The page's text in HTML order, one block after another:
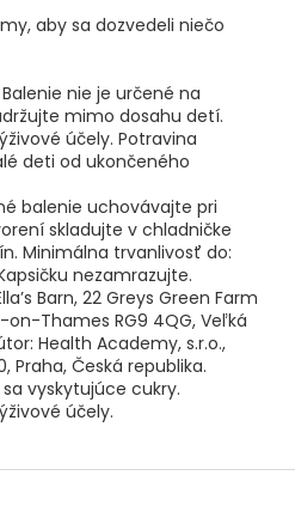
aby sa dozvedeli niečo
Balenie nie je určené na
mimo dosahu detí.
účely. Potravina
deti od ukončeného
balenie uchovávajte pri
skladujte v chladničke
Minimálna trvanlivosť do:
nezamrazujte.
Barn, 22 Greys Green Farm
Thames RG9 4QG, Veľká
Health Academy, s.r.o.,
Praha, Česká republika.
vyskytujúce cukry.
účely.